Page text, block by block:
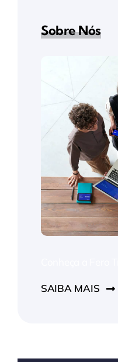
Sobre Nós
SAIBA MAIS